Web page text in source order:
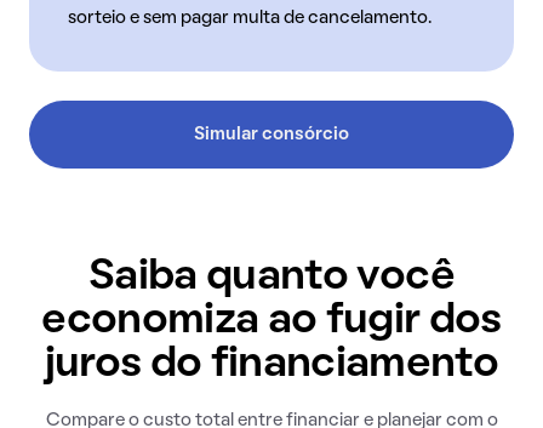
sorteio e sem pagar multa de cancelamento.
Simular consórcio
Saiba quanto você
economiza ao fugir dos
juros do financiamento
Compare o custo total entre financiar e planejar com o